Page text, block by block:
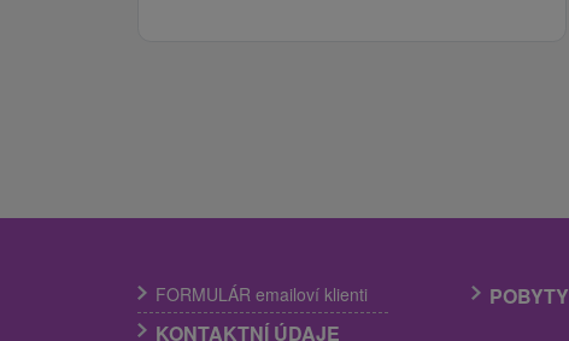
FORMULÁR emailoví klienti
KONTAKTNÍ ÚDAJE
POBYTY